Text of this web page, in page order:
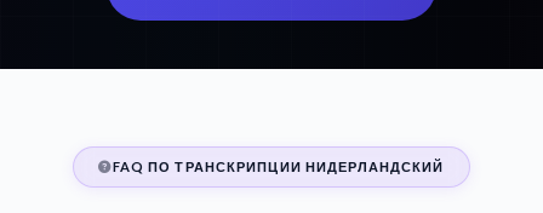
FAQ ПО ТРАНСКРИПЦИИ НИДЕРЛАНДСКИЙ